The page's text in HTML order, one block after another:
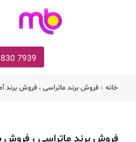
7939 830 0912
خانه » فروش برند ماتراسی ، فروش برند
فروش برند ماتراسی ، فروش